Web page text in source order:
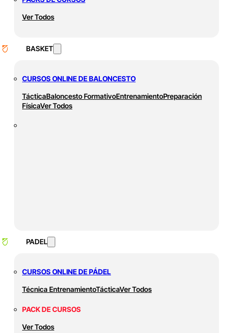
Ver Todos
BASKET
CURSOS ONLINE DE BALONCESTO
TácticaBaloncesto FormativoEntrenamientoPreparación
FísicaVer Todos
PADEL
CURSOS ONLINE DE PÁDEL
Técnica EntrenamientoTácticaVer Todos
PACK DE CURSOS
Ver Todos